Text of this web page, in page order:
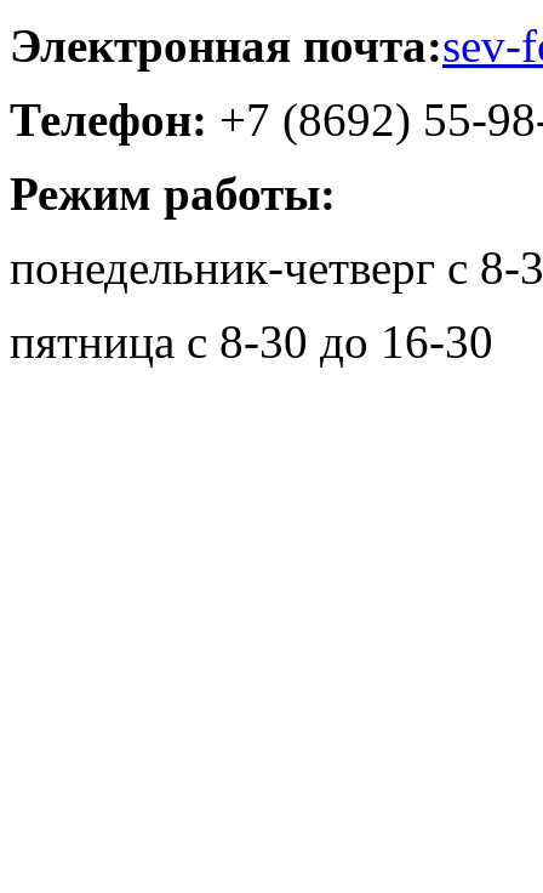
Электронная почта:sev-
Телефон: +7 (8692) 55-
Режим работы:
понедельник-четверг с
пятница с 8-30 до 16-30